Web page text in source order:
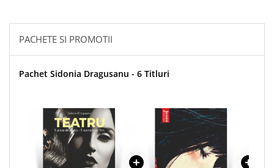
PACHETE SI PROMOTII
Pachet Sidonia Dragusanu - 6 Titluri